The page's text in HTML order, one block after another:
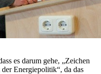
es darum gehe, „Zeichen
Energiepolitik“, da das